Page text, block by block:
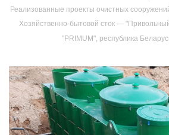
Реализованные проекты очистных
Хозяйственно-бытовой сток —
"PRIMUM", республика